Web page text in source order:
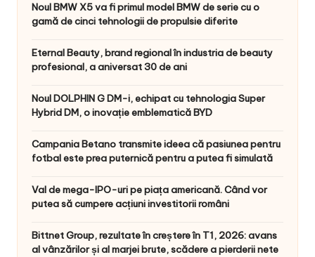
Noul BMW X5 va fi primul model BMW de serie cu o
gamă de cinci tehnologii de propulsie diferite
Eternal Beauty, brand regional în industria de beauty
profesional, a aniversat 30 de ani
Noul DOLPHIN G DM-i, echipat cu tehnologia Super
Hybrid DM, o inovație emblematică BYD
Campania Betano transmite ideea că pasiunea pentru
fotbal este prea puternică pentru a putea fi simulată
Val de mega-IPO-uri pe piața americană. Când vor
putea să cumpere acțiuni investitorii români
Bittnet Group, rezultate în creștere în T1, 2026: avans
al vânzărilor și al marjei brute, scădere a pierderii nete